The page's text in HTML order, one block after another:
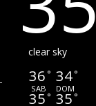
clear sky
36 °
SAB
34°
DOM
35 ° 35 °